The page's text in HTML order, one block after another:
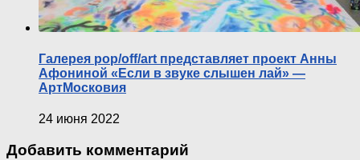
Галерея pop/off/art представляет проект Анны
Афониной «Если в звуке слышен лай» —
АртМосковия
24 июня 2022
Добавить комментарий